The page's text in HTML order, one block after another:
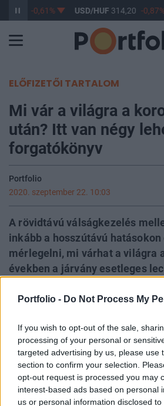
Portfolio - Do Not Process My
If you wish to opt-out of the sale,
processing of your personal or
targeted advertising by us, please use
section to confirm your selection.
opt-out request is processed you may
interest-based ads based on personal
us or personal information disclosed
-0,61% USD/HUF314,20 -0,87%
ELŐFIZETŐI TARTALOM
Mi vár a világra a
után? Itt van négy
forgatókönyv
Portfolio
2020. szeptember 22. 10:03
A rövidtávú válságkezelés
inkább a hosszútávú
mérlegelni, mi várhat a világra
években a járvány esetleges
négy lehetséges
gazdasági szereplőknek,
meg.
Budapest Economic Forum
beszél a világ előtt álló kihívásokról
forgatókönyvekről október 8-án a